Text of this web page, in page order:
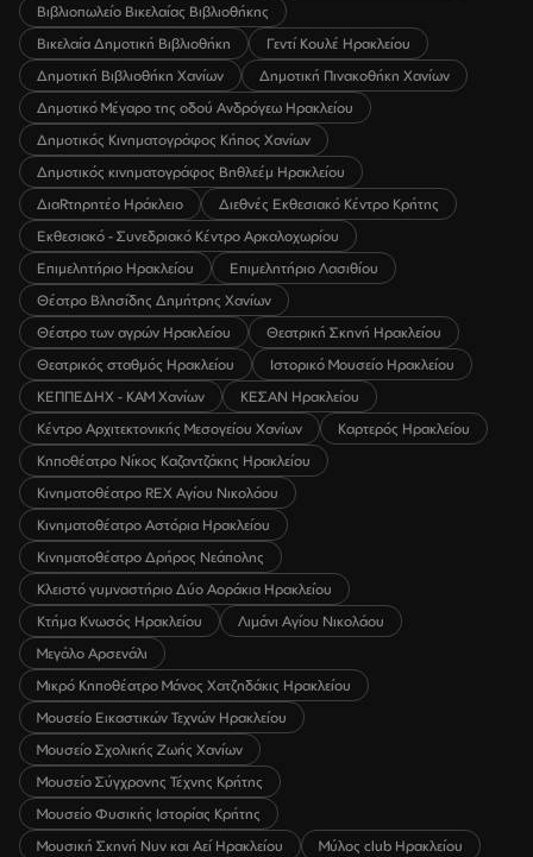
Βιβλιοπωλείο Βικελαίας Βιβλιοθήκης
Βικελαία Δημοτική Βιβλιοθήκη
Γεντί Κουλέ Ηρακλείου
Δημοτική Βιβλιοθήκη Χανίων
Δημοτική Πινακοθήκη Χανίων
Δημοτικό Μέγαρο της οδού Ανδρόγεω Ηρακλείου
Δημοτικός Κινηματογράφος Κήπος Χανίων
Δημοτικός κινηματογράφος Βηθλεέμ Ηρακλείου
ΔιαRτηρητέο Ηράκλειο
Διεθνές Εκθεσιακό Κέντρο Κρήτης
Εκθεσιακό - Συνεδριακό Κέντρο Αρκαλοχωρίου
Επιμελητήριο Ηρακλείου
Επιμελητήριο Λασιθίου
Θέατρο Βλησίδης Δημήτρης Χανίων
Θέατρο των αγρών Ηρακλείου
Θεατρική Σκηνή Ηρακλείου
Θεατρικός σταθμός Ηρακλείου
Ιστορικό Μουσείο Ηρακλείου
ΚΕΠΠΕΔΗΧ - ΚΑΜ Χανίων
ΚΕΣΑΝ Ηρακλείου
Κέντρο Αρχιτεκτονικής Μεσογείου Χανίων
Καρτερός Ηρακλείου
Κηποθέατρο Νίκος Καζαντζάκης Ηρακλείου
Κινηματοθέατρο REX Αγίου Νικολάου
Κινηματοθέατρο Αστόρια Ηρακλείου
Κινηματοθέατρο Δρήρος Νεάπολης
Κλειστό γυμναστήριο Δύο Αοράκια Ηρακλείου
Κτήμα Κνωσός Ηρακλείου
Λιμάνι Αγίου Νικολάου
Μεγάλο Αρσενάλι
Μικρό Κηποθέατρο Μάνος Χατζηδάκις Ηρακλείου
Μουσείο Εικαστικών Τεχνών Ηρακλείου
Μουσείο Σχολικής Ζωής Χανίων
Μουσείο Σύγχρονης Τέχνης Κρήτης
Μουσείο Φυσικής Ιστορίας Κρήτης
Μουσική Σκηνή Νυν και Αεί Ηρακλείου
Μύλος club Ηρακλείου